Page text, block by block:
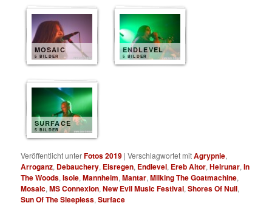
MOSAIC
5 BILDER
ENDLEVEL
5 BILDER
SURFACE
5 BILDER
Veröffentlicht unterFotos 2019 |Verschlagwortet mitAgrypnie,
Arroganz, Debauchery, Eisregen, Endlevel, Ereb Altor,Helrunar,In
The Woods,Isole,Mannheim,Mantar,Milking The Goatmachine,
Mosaic,MS Connexion,New Evil Music Festival,Shores Of Null,
Sun Of The Sleepless,Surface